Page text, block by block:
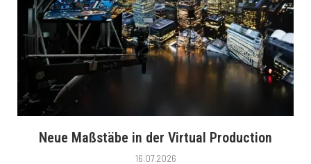
Neue Maßstäbe in der Virtual Production
16.07.2026